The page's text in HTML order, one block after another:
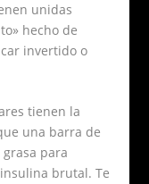
unidas
hecho de
invertido o
tienen la
una barra de
para
brutal. Te